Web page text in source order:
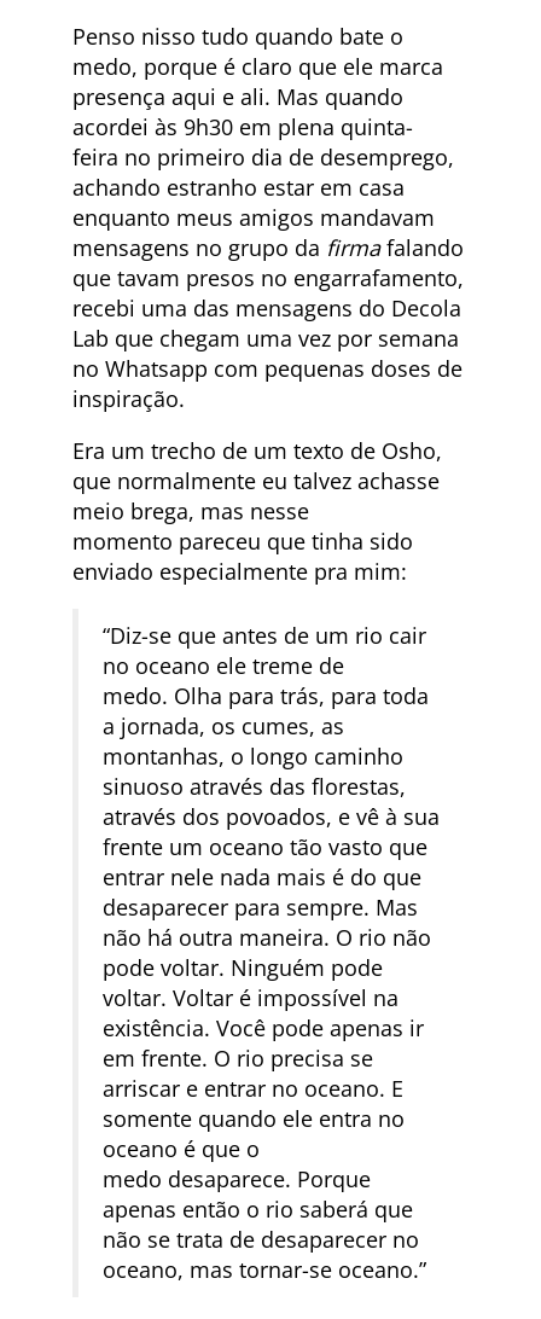
Penso nisso tudo quando bate o
medo, porque é claro que ele marca
presença aqui e ali. Mas quando
acordei às 9h30 em plena quinta-
feira no primeiro dia de desemprego,
achando estranho estar em casa
enquanto meus amigos mandavam
mensagens no grupo da firmafalando
que tavam presos no engarrafamento,
recebi uma das mensagens do Decola
Lab que chegam uma vez por semana
no Whatsapp com pequenas doses de
inspiração.
Era um trecho de um texto de Osho,
que normalmente eu talvez achasse
meio brega, mas nesse
momento pareceu que tinha sido
enviado especialmente pra mim:
“Diz-se que antes de um rio cair
no oceano ele treme de
medo. Olha para trás, para toda
a jornada, os cumes, as
montanhas, o longo caminho
sinuoso através das florestas,
através dos povoados, e vê à sua
frente um oceano tão vasto que
entrar nele nada mais é do que
desaparecer para sempre. Mas
não há outra maneira. O rio não
pode voltar. Ninguém pode
voltar. Voltar é impossível na
existência. Você pode apenas ir
em frente. O rio precisa se
arriscar e entrar no oceano. E
somente quando ele entra no
oceano é que o
medo desaparece. Porque
apenas então o rio saberá que
não se trata de desaparecer no
oceano, mas tornar-se oceano.”